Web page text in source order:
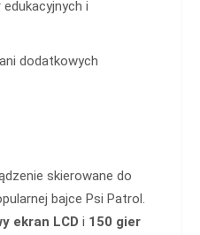
i
dodatkowych
skierowane do
bajce Psi Patrol.
ekran LCD i 150 gier